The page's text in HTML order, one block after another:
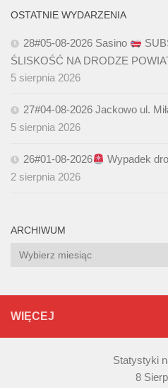
OSTATNIE WYDARZENIA
28#05-08-2026 Sasino
ŚLISKOŚĆ NA DRODZE
5 sierpnia 2026
27#04-08-2026 Jackowo ul.
5 sierpnia 2026
26#01-08-2026
Wypadek
2 sierpnia 2026
ARCHIWUM
Archiwum
WIĘCEJ
Statystyki
8